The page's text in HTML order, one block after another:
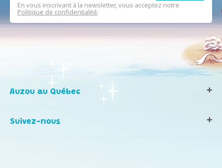
En vous inscrivant à la newsletter, vous acceptez notre
Politique de confidentialité.
Auzou au Québec
Notre histoire
Suivez-nous